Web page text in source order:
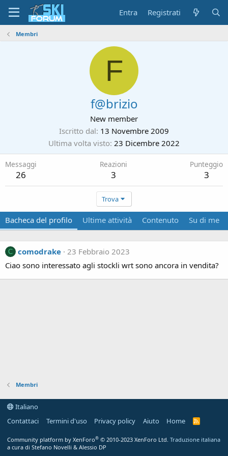
Entra Registrati
Membri
F
f@brizio
New member
Iscritto dal 13 Novembre 2009
Ultima volta visto 23 Dicembre 2022
Messaggi
26
Reazioni
3
Punteggio
3
Trova
Bacheca del profilo Ultime attività Contenuto Su di me
C comodrake 23 Febbraio 2023
Ciao sono interessato agli stockli wrt sono ancora in vendita?
Membri
Italiano
Contattaci
Termini d'uso Privacy policy Aiuto Home
R
Community platform by XenForo® © 2010-2023 XenForo Ltd. Traduzione italiana
a cura di Stefano Novelli & Alessio DP